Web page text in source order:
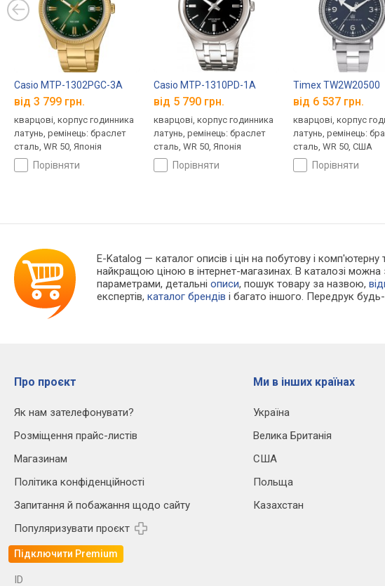
Casio MTP-1302PGC-3A
від 3 799 грн.
кварцові, корпус годинника
латунь, ремінець: браслет
сталь, WR 50, Японія
порівняти
Casio MTP-1310PD-1A
від 5 790 грн.
кварцові, корпус годинника
латунь, ремінець: браслет
сталь, WR 50, Японія
порівняти
Timex TW2W20500
від 6 537 грн.
кварцові, корпус
латунь, ремінець:
сталь, WR 50, США
порівняти
E-Katalog — каталог описів і цін на побутову і
найкращою ціною в інтернет-магазинах. В каталозі
параметрами, детальніописи, пошук товару за назвою,
експертів,каталог брендів і багато іншого. Передрук
Про проєкт
Як нам зателефонувати?
Розміщення прайс-листів
Магазинам
Політика конфіденційності
Запитання й побажання щодо сайту
Популяризувати проєкт
Підключити Premium
Ми в інших країнах
Україна
Велика Британія
США
Польща
Казахстан
ID